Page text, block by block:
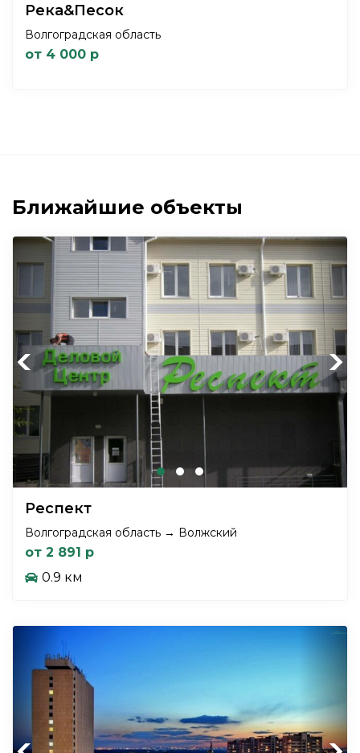
Река&Песок
Волгоградская область
от 4 000 р
Ближайшие объекты
Previous Next
Респект
Волгоградская область → Волжский
от 2 891 р
0.9 км